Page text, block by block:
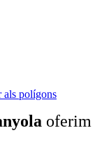
als polígons
oferim